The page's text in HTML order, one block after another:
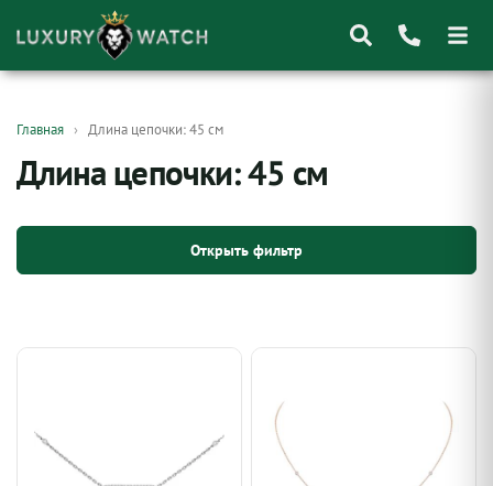
товаров
Главная Длина цепочки: 45 см
Длина цепочки: 45 см
Открыть фильтр